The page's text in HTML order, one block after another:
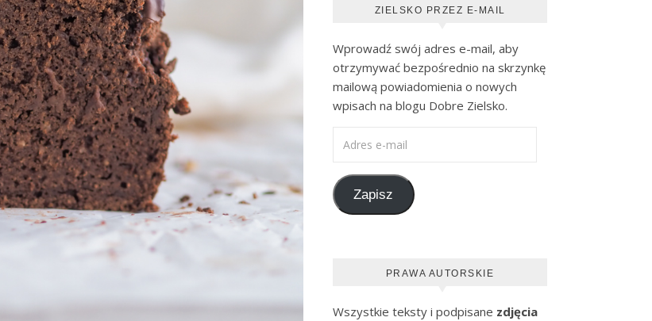
ZIELSKO PRZEZ E-MAIL
Wprowadź swój adres e-mail, aby
otrzymywać bezpośrednio na skrzynkę
mailową powiadomienia o nowych
wpisach na blogu Dobre Zielsko.
Zapisz
PRAWA AUTORSKIE
Wszystkie teksty i podpisane zdjęcia